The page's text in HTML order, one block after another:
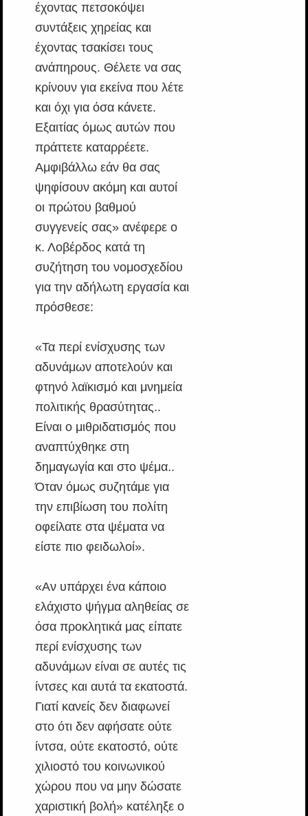
έχοντας πετσοκόψει
συντάξεις χηρείας και
έχοντας τσακίσει τους
ανάπηρους. Θέλετε να σας
κρίνουν για εκείνα που λέτε
και όχι για όσα κάνετε.
Εξαιτίας όμως αυτών που
πράττετε καταρρέετε.
Αμφιβάλλω εάν θα σας
ψηφίσουν ακόμη και αυτοί
οι πρώτου βαθμού
συγγενείς σας» ανέφερε ο
κ. Λοβέρδος κατά τη
συζήτηση του νομοσχεδίου
για την αδήλωτη εργασία και
πρόσθεσε:
«Τα περί ενίσχυσης των
αδυνάμων αποτελούν και
φτηνό λαϊκισμό και μνημεία
πολιτικής θρασύτητας..
Είναι ο μιθριδατισμός που
αναπτύχθηκε στη
δημαγωγία και στο ψέμα..
Όταν όμως συζητάμε για
την επιβίωση του πολίτη
οφείλατε στα ψέματα να
είστε πιο φειδωλοί».
«Αν υπάρχει ένα κάποιο
ελάχιστο ψήγμα αληθείας σε
όσα προκλητικά μας είπατε
περί ενίσχυσης των
αδυνάμων είναι σε αυτές τις
ίντσες και αυτά τα εκατοστά.
Γιατί κανείς δεν διαφωνεί
στο ότι δεν αφήσατε ούτε
ίντσα, ούτε εκατοστό, ούτε
χιλιοστό του κοινωνικού
χώρου που να μην δώσατε
χαριστική βολή» κατέληξε ο